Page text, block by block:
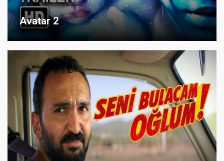
Avatar 2